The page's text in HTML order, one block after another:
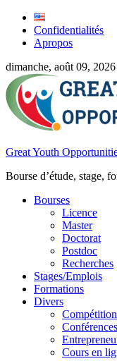
Confidentialités
Apropos
dimanche, août 09, 2026
Great Youth
Bourse d’étude, stage,
Bourses
Licence
Master
Doctorat
Postdoc
Recherches
Stages/Emplois
Formations
Divers
Compétition
Conférences
Cours en